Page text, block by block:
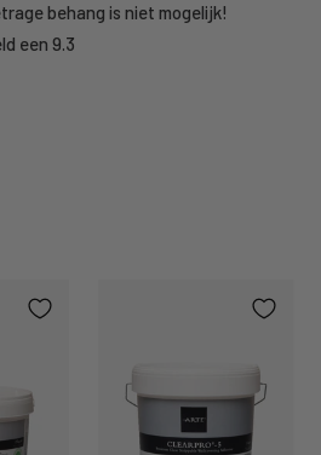
behang is niet mogelijk!
een 9.3